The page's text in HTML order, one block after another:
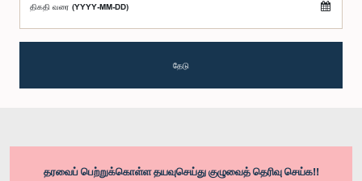
திகதி வரை (YYYY-MM-DD)
தேடு
தரவைப் பெற்றுக்கொள்ள தயவுசெய்து குழுவைத் தெரிவு செய்க!!